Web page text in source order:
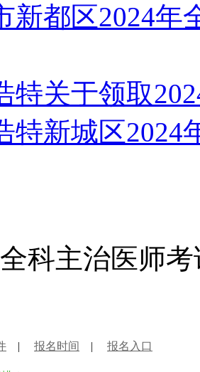
新都区2024年
特关于领取
特新城区2024
科主治医师
| 报名时间 | 报名入口